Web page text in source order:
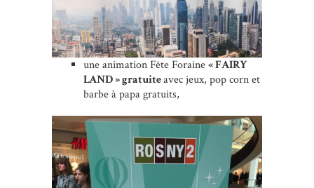
une animation Fête Foraine« FAIRY
LAND » gratuiteavec jeux, pop corn et
barbe à papa gratuits,